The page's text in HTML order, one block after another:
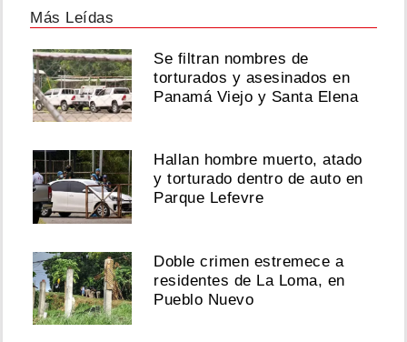
Más Leídas
Se filtran nombres de
torturados y asesinados en
Panamá Viejo y Santa Elena
Hallan hombre muerto, atado
y torturado dentro de auto en
Parque Lefevre
Doble crimen estremece a
residentes de La Loma, en
Pueblo Nuevo